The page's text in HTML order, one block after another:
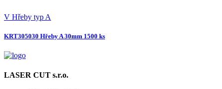
V Hřeby typ A
KRT305030 Hřeby A 30mm 1500 ks
LASER CUT s.r.o.